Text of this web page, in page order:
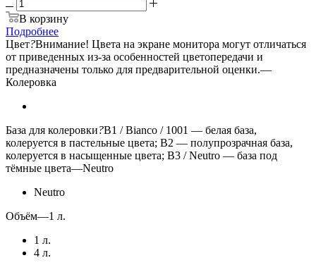
В корзину
Подробнее
Цвет?Внимание! Цвета на экране монитора могут отличаться
от приведенных из-за особенностей цветопередачи и
предназначены только для предварительной оценки.—
Колеровка
База для колеровки?B1 / Bianco / 1001 — белая база,
колеруется в пастельные цвета; B2 — полупрозрачная база,
колеруется в насыщенные цвета; B3 / Neutro — база под
тёмные цвета—Neutro
Neutro
Объём—1 л.
1 л.
4 л.